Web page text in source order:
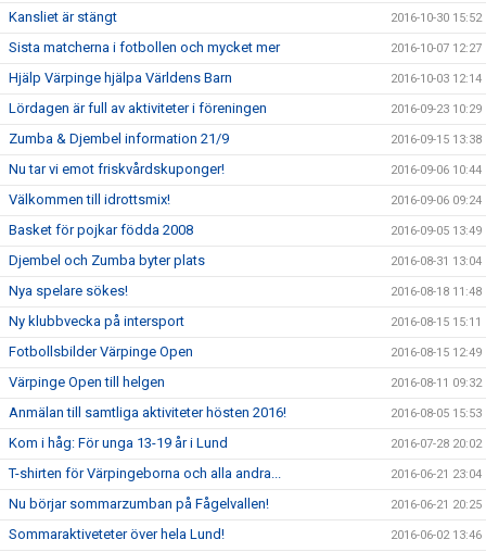
Kansliet är stängt 2016-10-30 15:52
Sista matcherna i fotbollen och mycket mer 2016-10-07 12:27
Hjälp Värpinge hjälpa Världens Barn 2016-10-03 12:14
Lördagen är full av aktiviteter i föreningen 2016-09-23 10:29
Zumba & Djembel information 21/9 2016-09-15 13:38
Nu tar vi emot friskvårdskuponger! 2016-09-06 10:44
Välkommen till idrottsmix! 2016-09-06 09:24
Basket för pojkar födda 2008 2016-09-05 13:49
Djembel och Zumba byter plats 2016-08-31 13:04
Nya spelare sökes! 2016-08-18 11:48
Ny klubbvecka på intersport 2016-08-15 15:11
Fotbollsbilder Värpinge Open 2016-08-15 12:49
Värpinge Open till helgen 2016-08-11 09:32
Anmälan till samtliga aktiviteter hösten 2016! 2016-08-05 15:53
Kom i håg: För unga 13-19 år i Lund 2016-07-28 20:02
T-shirten för Värpingeborna och alla andra... 2016-06-21 23:04
Nu börjar sommarzumban på Fågelvallen! 2016-06-21 20:25
Sommaraktiveteter över hela Lund! 2016-06-02 13:46